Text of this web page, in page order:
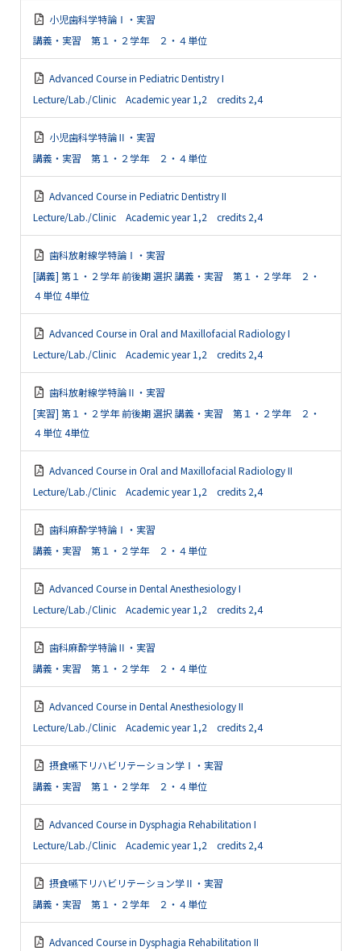
小児歯科学特論Ⅰ・実習
講義・実習 第１・２学年 ２・４単位
Advanced Course in Pediatric Dentistry I
Lecture/Lab./Clinic Academic year 1,2 credits 2,4
小児歯科学特論Ⅱ・実習
講義・実習 第１・２学年 ２・４単位
Advanced Course in Pediatric Dentistry II
Lecture/Lab./Clinic Academic year 1,2 credits 2,4
歯科放射線学特論Ⅰ・実習
[講義] 第１・２学年 前後期 選択 講義・実習 第１・２学年 ２・
４単位 4単位
Advanced Course in Oral and Maxillofacial Radiology I
Lecture/Lab./Clinic Academic year 1,2 credits 2,4
歯科放射線学特論Ⅱ・実習
[実習] 第１・２学年 前後期 選択 講義・実習 第１・２学年 ２・
４単位 4単位
Advanced Course in Oral and Maxillofacial Radiology II
Lecture/Lab./Clinic Academic year 1,2 credits 2,4
歯科麻酔学特論Ⅰ・実習
講義・実習 第１・２学年 ２・４単位
Advanced Course in Dental Anesthesiology I
Lecture/Lab./Clinic Academic year 1,2 credits 2,4
歯科麻酔学特論Ⅱ・実習
講義・実習 第１・２学年 ２・４単位
Advanced Course in Dental Anesthesiology II
Lecture/Lab./Clinic Academic year 1,2 credits 2,4
摂食嚥下リハビリテーション学Ⅰ・実習
講義・実習 第１・２学年 ２・４単位
Advanced Course in Dysphagia Rehabilitation I
Lecture/Lab./Clinic Academic year 1,2 credits 2,4
摂食嚥下リハビリテーション学Ⅱ・実習
講義・実習 第１・２学年 ２・４単位
Advanced Course in Dysphagia Rehabilitation II